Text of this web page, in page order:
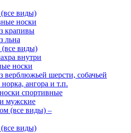
виды)
носки
крапивы
льна
(все виды)
внутри
носки
верблюжьей шерсти, собачьей
ангора и т.п.
спортивные
мужские
(все виды) –
виды)